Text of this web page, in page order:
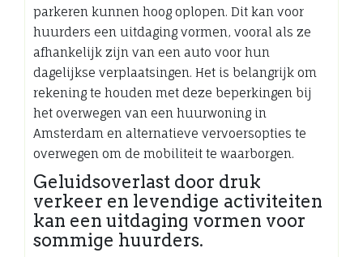
parkeren kunnen hoog oplopen. Dit kan voor
huurders een uitdaging vormen, vooral als ze
afhankelijk zijn van een auto voor hun
dagelijkse verplaatsingen. Het is belangrijk om
rekening te houden met deze beperkingen bij
het overwegen van een huurwoning in
Amsterdam en alternatieve vervoersopties te
overwegen om de mobiliteit te waarborgen.
Geluidsoverlast door druk
verkeer en levendige activiteiten
kan een uitdaging vormen voor
sommige huurders.